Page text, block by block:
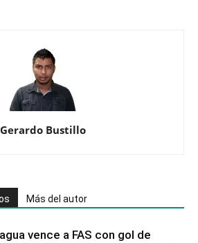
Gerardo Bustillo
Más del autor
vence a FAS con gol de